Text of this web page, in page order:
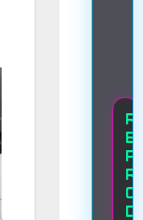
R
E
P
R
O
D